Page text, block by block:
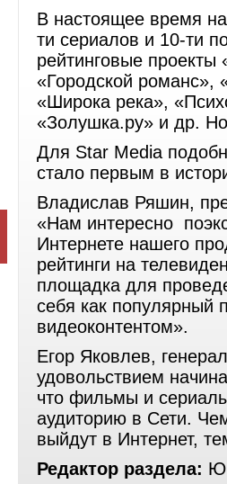
В настоящее время
ти сериалов и 10-ти
рейтинговые
«Городской
«Широка река»,
«Золушка.ру» и др.
Для Star Media
стало первым в
Владислав Ряшин,
«Нам интересно
Интернете нашего
рейтинги на
площадка для
себя как популярный
видеоконтентом».
Егор Яковлев,
удовольствием
что фильмы и
аудиторию в Сети.
выйдут в Интернет,
Редактор раздела: